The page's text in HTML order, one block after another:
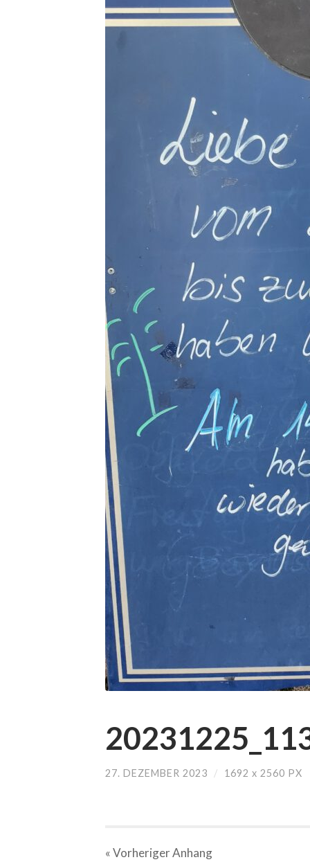
27. DEZEMBER 2023 / 1692 x 2560 PX
« VorherigerAnhang